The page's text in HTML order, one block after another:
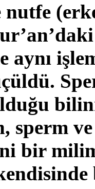
nutfe
aynı
sperm
bir